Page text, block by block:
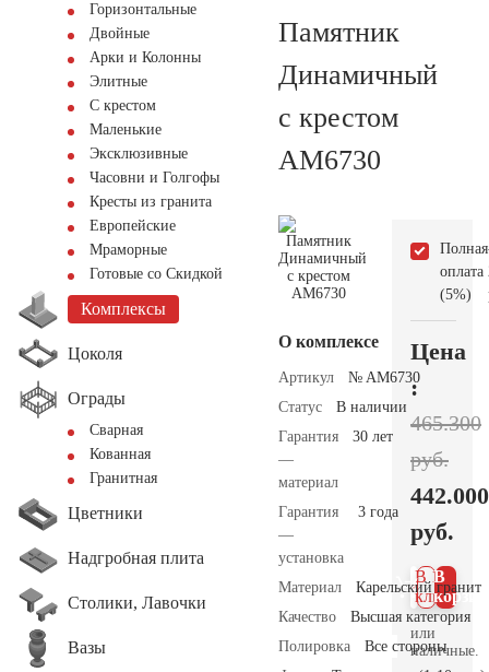
Горизонтальные
Двойные
Арки и Колонны
Элитные
С крестом
Маленькие
Эксклюзивные
Часовни и Голгофы
Кресты из гранита
Европейские
Мраморные
Готовые со Скидкой
Комплексы
Цоколя
Ограды
Сварная
Кованная
Гранитная
Цветники
Надгробная плита
Столики, Лавочки
Вазы
Памятник
Динамичный
с крестом
AM6730
О комплексе
Артикул
№ AM6730
Статус
В наличии
Гарантия
—
материал
30 лет
Гарантия
—
установка
3 года
Материал
Карельский гранит
Качество
Высшая категория
Полировка
Все стороны
Полная
оплата
(5%)
Цена
:
465.300
руб.
442.000
руб.
В
В 1
клик
или
наличные.